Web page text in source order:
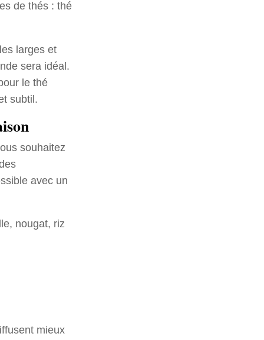
de thés : thé
larges et
sera idéal.
le thé
subtil.
souhaitez
avec un
nougat, riz
mieux